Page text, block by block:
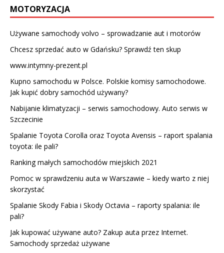
MOTORYZACJA
Używane samochody volvo – sprowadzanie aut i motorów
Chcesz sprzedać auto w Gdańsku? Sprawdź ten skup
www.intymny-prezent.pl
Kupno samochodu w Polsce. Polskie komisy samochodowe.
Jak kupić dobry samochód używany?
Nabijanie klimatyzacji – serwis samochodowy. Auto serwis w
Szczecinie
Spalanie Toyota Corolla oraz Toyota Avensis – raport spalania
toyota: ile pali?
Ranking małych samochodów miejskich 2021
Pomoc w sprawdzeniu auta w Warszawie – kiedy warto z niej
skorzystać
Spalanie Skody Fabia i Skody Octavia – raporty spalania: ile
pali?
Jak kupować używane auto? Zakup auta przez Internet.
Samochody sprzedaż używane